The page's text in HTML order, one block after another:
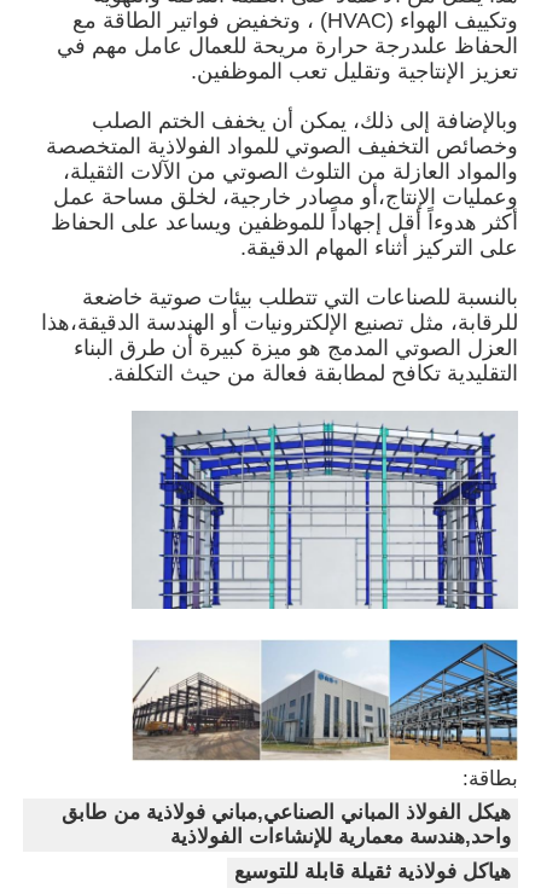
حول بنا
جولة في المعمل
ضبط الجودة
اتصل بنا
أخبار
جميع القضايا
طلب اقتباس
بناء هيكل الصلب
ورشة الهياكل الفولاذية
مستودع الهياكل الصلبة
مخزن الهياكل الفولاذية
وتكييف الهواء (HVAC) ، وتخفيض فواتير الطاقة مع
الحفاظ علىدرجة حرارة مريحة للعمال عامل مهم في
تعزيز الإنتاجية وتقليل تعب الموظفين.
وبالإضافة إلى ذلك، يمكن أن يخفف الختم الصلب
وخصائص التخفيف الصوتي للمواد الفولاذية المتخصصة
والمواد العازلة من التلوث الصوتي من الآلات الثقيلة،
وعمليات الإنتاج،أو مصادر خارجية، لخلق مساحة عمل
أكثر هدوءاً أقل إجهاداً للموظفين ويساعد على الحفاظ
على التركيز أثناء المهام الدقيقة.
بالنسبة للصناعات التي تتطلب بيئات صوتية خاضعة
للرقابة، مثل تصنيع الإلكترونيات أو الهندسة الدقيقة،هذا
العزل الصوتي المدمج هو ميزة كبيرة أن طرق البناء
التقليدية تكافح لمطابقة فعالة من حيث التكلفة.
بطاقة:
هيكل الفولاذ المباني الصناعي,مباني فولاذية من طابق
واحد,هندسة معمارية للإنشاءات الفولاذية
هياكل فولاذية ثقيلة قابلة للتوسيع